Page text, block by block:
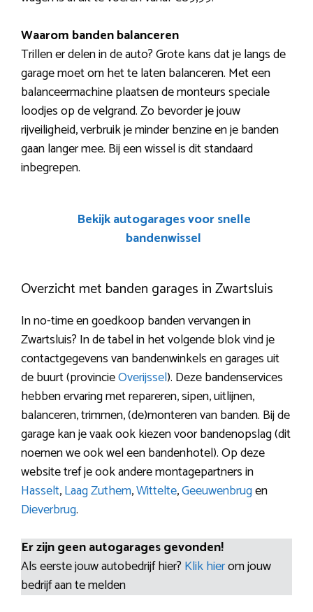
Waarom banden balanceren
Trillen er delen in de auto? Grote kans dat je langs de
garage moet om het te laten balanceren. Met een
balanceermachine plaatsen de monteurs speciale
loodjes op de velgrand. Zo bevorder je jouw
rijveiligheid, verbruik je minder benzine en je banden
gaan langer mee. Bij een wissel is dit standaard
inbegrepen.
Bekijk autogarages voor snelle
bandenwissel
Overzicht met banden garages in Zwartsluis
In no-time en goedkoop banden vervangen in
Zwartsluis? In de tabel in het volgende blok vind je
contactgegevens van bandenwinkels en garages uit
de buurt (provincieOverijssel). Deze bandenservices
hebben ervaring met repareren, sipen, uitlijnen,
balanceren, trimmen, (de)monteren van banden. Bij de
garage kan je vaak ook kiezen voor bandenopslag (dit
noemen we ook wel een bandenhotel). Op deze
website tref je ook andere montagepartners in
Hasselt,Laag Zuthem,Wittelte,Geeuwenbrugen
Dieverbrug.
Er zijn geen autogarages gevonden!
Als eerste jouw autobedrijf hier? Klik hierom jouw
bedrijf aan te melden